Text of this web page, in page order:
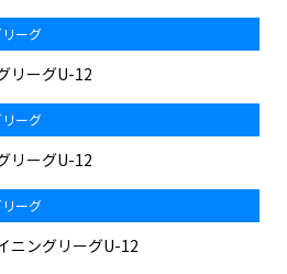
リーグ
リーグU-12
リーグ
リーグU-12
リーグ
ニングリーグU-12